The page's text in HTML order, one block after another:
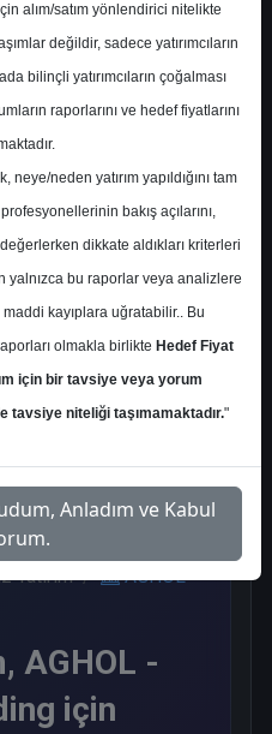
1
Yatırım
AGHOL
AGHOL -
için
alım/satım yönlendirici nitelikte
değildir, sadece yatırımcıların
bilinçli yatırımcıların çoğalması
raporlarını ve hedef fiyatlarını
neden yatırım yapıldığını tam
bakış açılarını,
dikkate aldıkları kriterleri
bu raporlar veya analizlere
kayıplara uğratabilir.. Bu
olmakla birlikte Hedef Fiyat
için bir tavsiye veya yorum
tavsiye niteliği taşımamaktadır."
Anladım ve Kabul